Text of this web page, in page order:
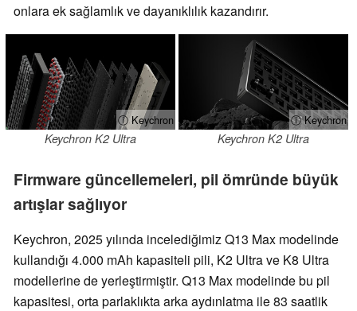
onlara ek sağlamlık ve dayanıklılık kazandırır.
ⓘ Keychron
Keychron K2 Ultra
ⓘ Keychron
Keychron K2 Ultra
Firmware güncellemeleri, pil ömründe büyük
artışlar sağlıyor
Keychron, 2025 yılında incelediğimiz Q13 Max modelinde
kullandığı 4.000 mAh kapasiteli pili, K2 Ultra ve K8 Ultra
modellerine de yerleştirmiştir. Q13 Max modelinde bu pil
kapasitesi, orta parlaklıkta arka aydınlatma ile 83 saatlik